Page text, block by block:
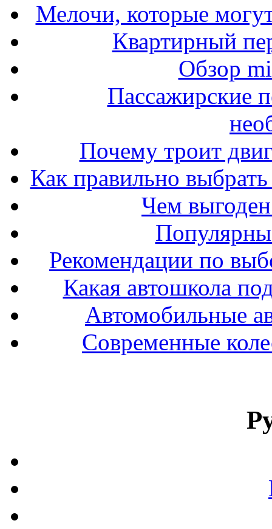
Мелочи, которые
Квартирный
Обзор
Пассажирские
Почему троит
Как правильно выбрать
Чем
Рекомендации по
Какая автошкола
Автомобильные
Современные